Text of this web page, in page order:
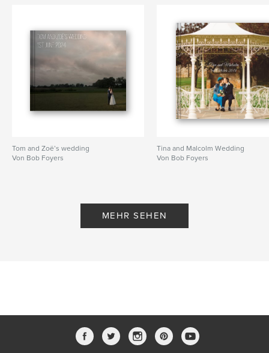
Tom and Zoë’s wedding
Von Bob Foyers
Tina and Malcolm Wedding
Von Bob Foyers
MEHR SEHEN